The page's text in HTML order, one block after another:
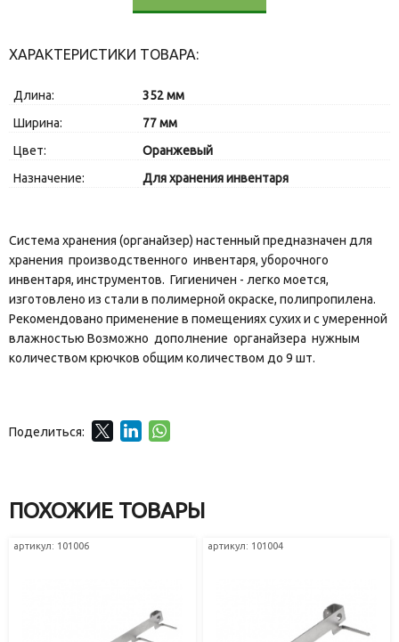
ХАРАКТЕРИСТИКИ ТОВАРА:
Длина:
352 мм
Ширина:
77 мм
Цвет:
Оранжевый
Назначение:
Для хранения инвентаря
Система хранения (органайзер) настенный предназначен для
хранения производственного инвентаря, уборочного
инвентаря, инструментов. Гигиеничен - легко моется,
изготовлено из стали в полимерной окраске, полипропилена.
Рекомендовано применение в помещениях сухих и с умеренной
влажностью Возможно дополнение органайзера нужным
количеством крючков общим количеством до 9 шт.
Поделиться:
ПОХОЖИЕ ТОВАРЫ
артикул: 101006 артикул: 101004